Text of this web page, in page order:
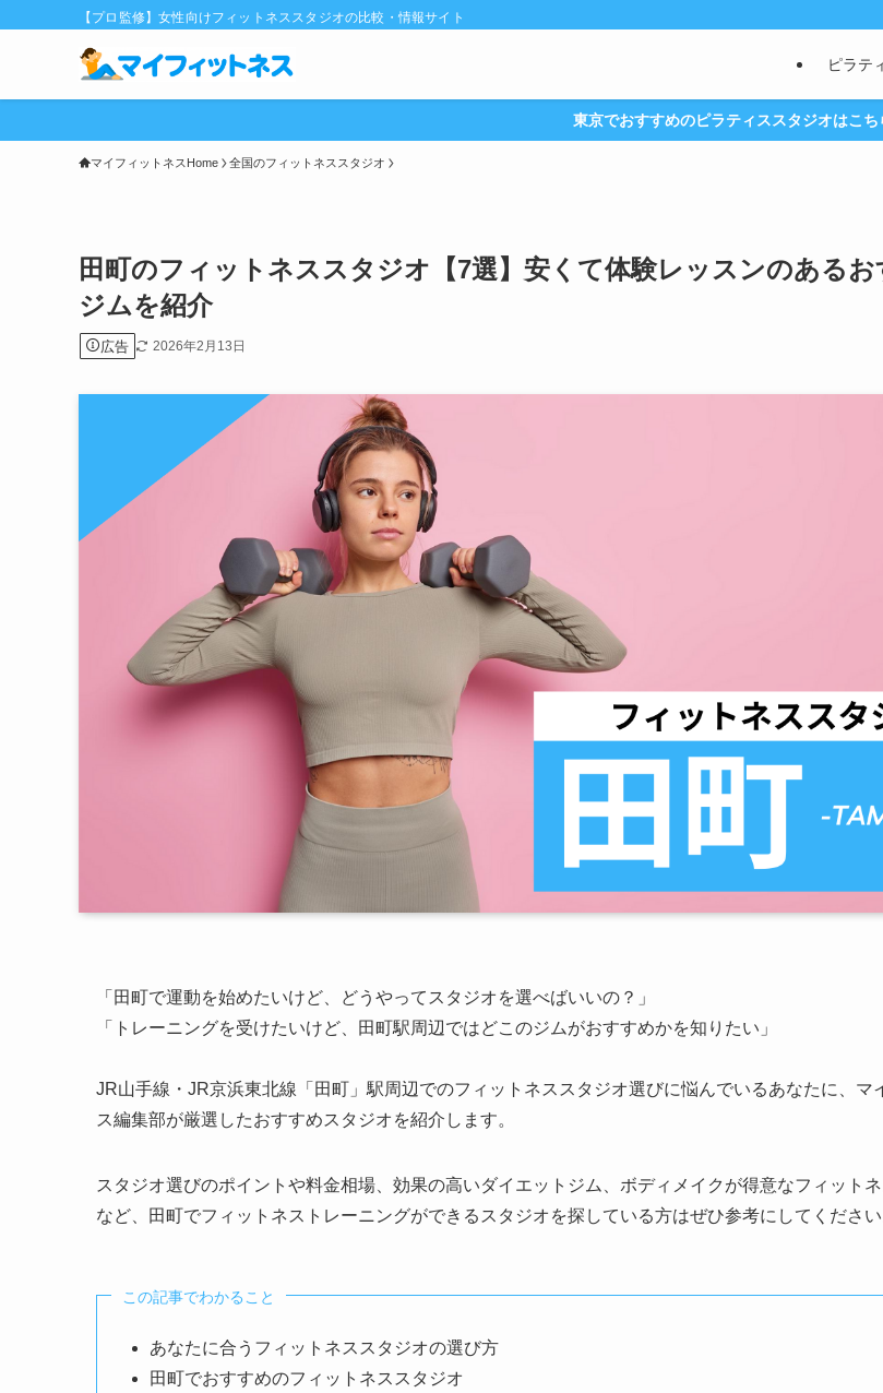
【プロ監修】女性向けフィットネススタジオの比較・情報サイト
ピラテ
東京でおすすめのピラティススタジオはこち
マイフィットネスHome 全国のフィットネススタジオ
田町のフィットネススタジオ【7選】安くて体験レッスンのある
ジムを紹介
広告 2026年2月13日
「田町で運動を始めたいけど、どうやってスタジオを選べばいいの？」
「トレーニングを受けたいけど、田町駅周辺ではどこのジムがおすすめかを知りたい」
JR山手線・JR京浜東北線「田町」駅周辺でのフィットネススタジオ選びに悩んでいるあなたに、マ
ス編集部が厳選したおすすめスタジオを紹介します。
スタジオ選びのポイントや料金相場、効果の高いダイエットジム、ボディメイクが得意なフィット
など、田町でフィットネストレーニングができるスタジオを探している方はぜひ参考にしてください
この記事でわかること
あなたに合うフィットネススタジオの選び方
田町でおすすめのフィットネススタジオ